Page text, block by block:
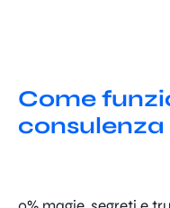
Come
consulenza